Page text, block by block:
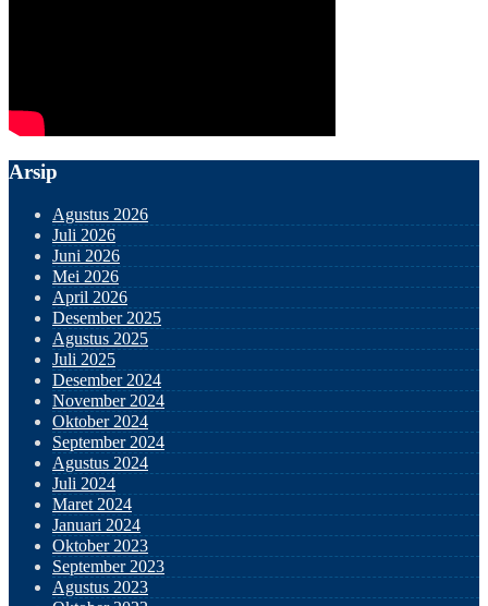
Arsip
Agustus 2026
Juli 2026
Juni 2026
Mei 2026
April 2026
Desember 2025
Agustus 2025
Juli 2025
Desember 2024
November 2024
Oktober 2024
September 2024
Agustus 2024
Juli 2024
Maret 2024
Januari 2024
Oktober 2023
September 2023
Agustus 2023